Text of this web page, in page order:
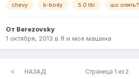
chevy b-body 5.0 tbi шо опять?
От Berezovsky
1 октября, 2013 в Я и моя машина
НАЗАД Страница 1 из 2